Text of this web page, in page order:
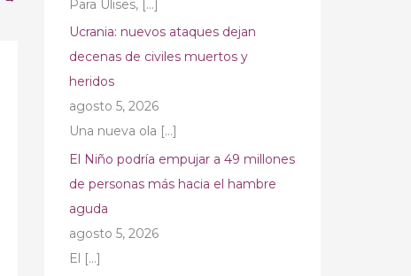
Para Ulises, […]
Ucrania: nuevos ataques dejan
decenas de civiles muertos y
heridos
agosto 5, 2026
Una nueva ola […]
El Niño podría empujar a 49 millones
de personas más hacia el hambre
aguda
agosto 5, 2026
El […]